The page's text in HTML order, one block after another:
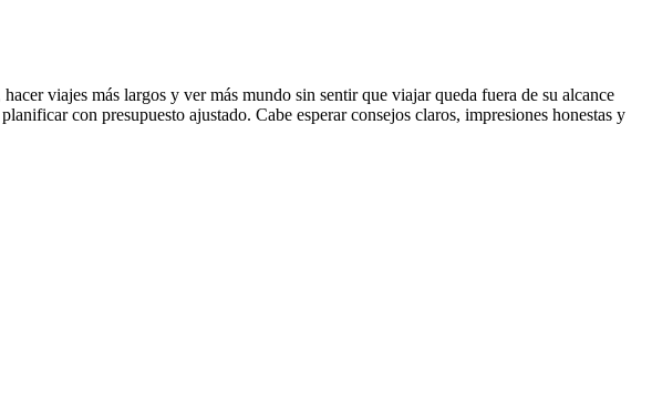
viajes más largos y ver más mundo sin sentir que viajar queda fuera de su alcance
con presupuesto ajustado. Cabe esperar consejos claros, impresiones honestas y